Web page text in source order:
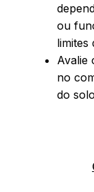
ou
limites
Avalie
no
do solo